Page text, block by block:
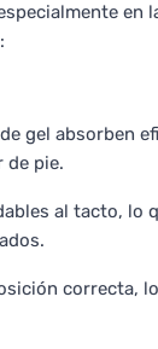
gel absorben
de pie.
al tacto, lo
correcta,